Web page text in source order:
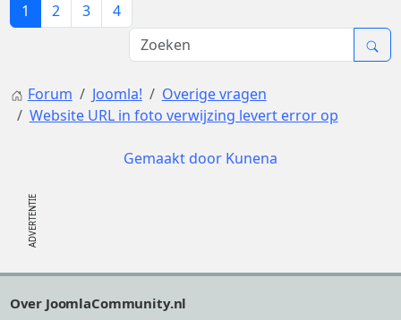
1
2 3 4
Forum Joomla!
Overige vragen
Website URL in foto verwijzing levert error op
Gemaakt door Kunena
Over JoomlaCommunity.nl